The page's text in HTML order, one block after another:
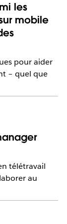
les
mobile
pour aider
– quel que
télétravail
au